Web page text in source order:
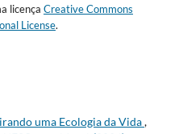
licença Creative Commons
License.
uma Ecologia da Vida,